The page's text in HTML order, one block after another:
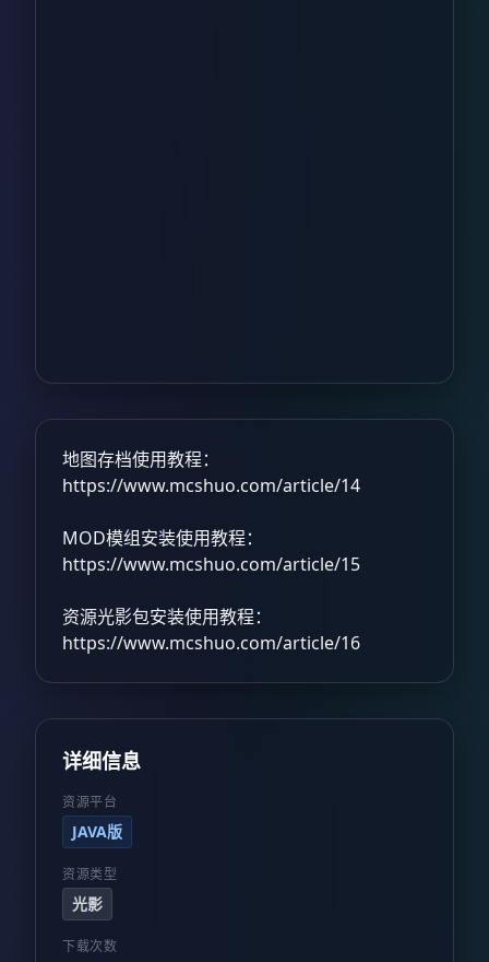
地图存档使用教程：
https://www.mcshuo.com/article/14
MOD模组安装使用教程：
https://www.mcshuo.com/article/15
资源光影包安装使用教程：
https://www.mcshuo.com/article/16
详细信息
资源平台
JAVA版
资源类型
光影
下载次数